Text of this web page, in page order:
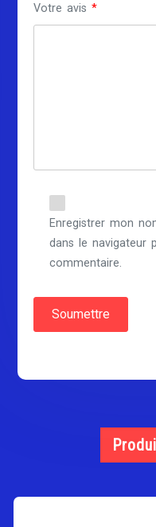
Votre avis*
Enregistrer mon
dans le navigateur
commentaire.